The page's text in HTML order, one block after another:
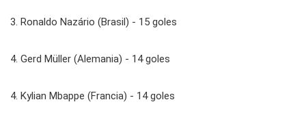
3. Ronaldo Nazário (Brasil) - 15 goles
4. Gerd Müller (Alemania) - 14 goles
4. Kylian Mbappe (Francia) - 14 goles